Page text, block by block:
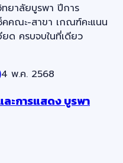
ยาลัยบูรพา ปีการ
คณะ-สาขา เกณฑ์คะแนน
ด ครบจบในที่เดียว
4 พ.ค. 2568
ะการแสดง บูรพา